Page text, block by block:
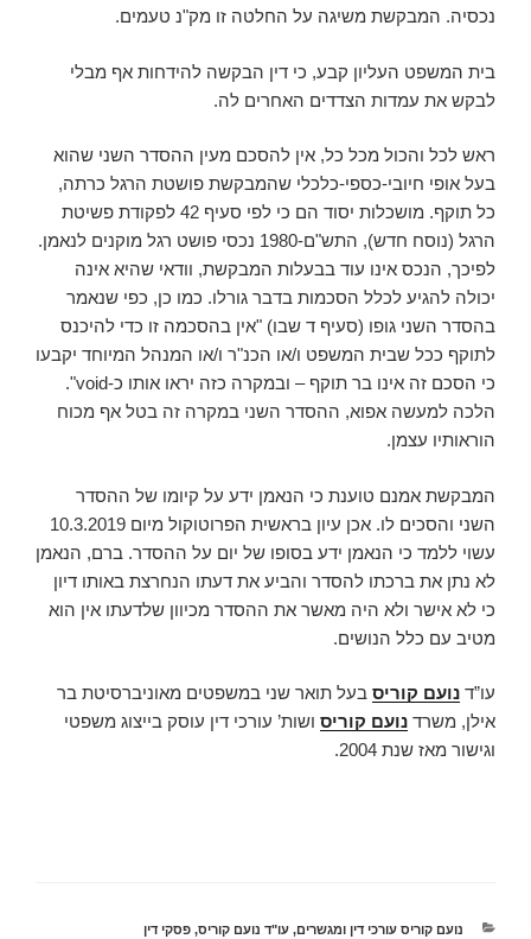
נכסיה. המבקשת משיגה על החלטה זו מק"נ טעמים.
בית המשפט העליון קבע, כי דין הבקשה להידחות אף מבלי
לבקש את עמדות הצדדים האחרים לה.
ראש לכל והכול מכל כל, אין להסכם מעין ההסדר השני שהוא
בעל אופי חיובי-כספי-כלכלי שהמבקשת פושטת הרגל כרתה,
כל תוקף. מושכלות יסוד הם כי לפי סעיף 42 לפקודת פשיטת
הרגל (נוסח חדש), התש"ם-1980 נכסי פושט רגל מוקנים לנאמן.
לפיכך, הנכס אינו עוד בבעלות המבקשת, וודאי שהיא אינה
יכולה להגיע לכלל הסכמות בדבר גורלו. כמו כן, כפי שנאמר
בהסדר השני גופו (סעיף ד שבו) "אין בהסכמה זו כדי להיכנס
לתוקף ככל שבית המשפט ו/או הכנ"ר ו/או המנהל המיוחד יקבעו
כי הסכם זה אינו בר תוקף – ובמקרה כזה יראו אותו כ-void".
הלכה למעשה אפוא, ההסדר השני במקרה זה בטל אף מכוח
הוראותיו עצמן.
המבקשת אמנם טוענת כי הנאמן ידע על קיומו של ההסדר
השני והסכים לו. אכן עיון בראשית הפרוטוקול מיום 10.3.2019
עשוי ללמד כי הנאמן ידע בסופו של יום על ההסדר. ברם, הנאמן
לא נתן את ברכתו להסדר והביע את דעתו הנחרצת באותו דיון
כי לא אישר ולא היה מאשר את ההסדר מכיוון שלדעתו אין הוא
מטיב עם כלל הנושים.
עו”ד נועם קוריס בעל תואר שני במשפטים מאוניברסיטת בר
אילן, משרד נועם קוריס ושות’ עורכי דין עוסק בייצוג משפטי
וגישור מאז שנת 2004.
קטגוריות
נועם קוריס עורכי דין ומגשרים,עו"ד נועם קוריס,פסקי דין